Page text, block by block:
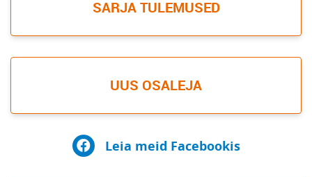
SARJA TULEMUSED
UUS OSALEJA
Leia meid Facebookis